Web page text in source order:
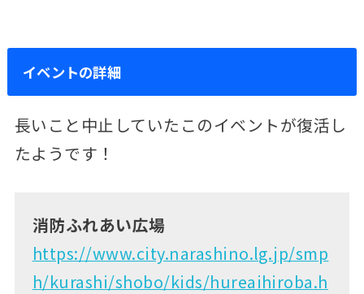
イベントの詳細
長いこと中止していたこのイベントが復活し
たようです！
消防ふれあい広場
https://www.city.narashino.lg.jp/smp
h/kurashi/shobo/kids/hureaihiroba.h